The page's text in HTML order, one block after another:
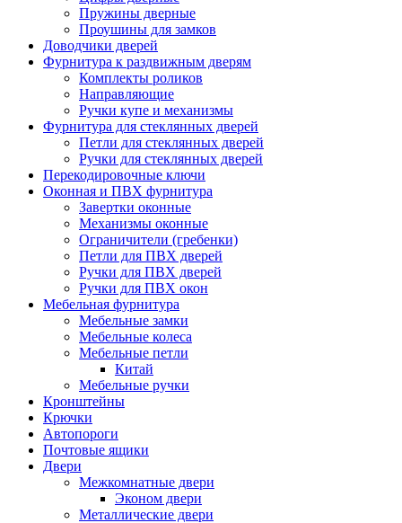
Пружины дверные
Проушины для замков
Доводчики дверей
Фурнитура к раздвижным дверям
Комплекты роликов
Направляющие
Ручки купе и механизмы
Фурнитура для стеклянных дверей
Петли для стеклянных дверей
Ручки для стеклянных дверей
Перекодировочные ключи
Оконная и ПВХ фурнитура
Завертки оконные
Механизмы оконные
Ограничители (гребенки)
Петли для ПВХ дверей
Ручки для ПВХ дверей
Ручки для ПВХ окон
Мебельная фурнитура
Мебельные замки
Мебельные колеса
Мебельные петли
Китай
Мебельные ручки
Кронштейны
Крючки
Автопороги
Почтовые ящики
Двери
Межкомнатные двери
Эконом двери
Металлические двери